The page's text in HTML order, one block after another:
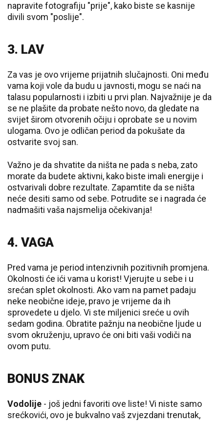
napravite fotografiju "prije", kako biste se kasnije
divili svom "poslije".
3. LAV
Za vas je ovo vrijeme prijatnih slučajnosti. Oni među
vama koji vole da budu u javnosti, mogu se naći na
talasu popularnosti i izbiti u prvi plan. Najvažnije je da
se ne plašite da probate nešto novo, da gledate na
svijet širom otvorenih očiju i oprobate se u novim
ulogama. Ovo je odličan period da pokušate da
ostvarite svoj san.
Važno je da shvatite da ništa ne pada s neba, zato
morate da budete aktivni, kako biste imali energije i
ostvarivali dobre rezultate. Zapamtite da se ništa
neće desiti samo od sebe. Potrudite se i nagrada će
nadmašiti vaša najsmelija očekivanja!
4. VAGA
Pred vama je period intenzivnih pozitivnih promjena.
Okolnosti će ići vama u korist! Vjerujte u sebe i u
srećan splet okolnosti. Ako vam na pamet padaju
neke neobične ideje, pravo je vrijeme da ih
sprovedete u djelo. Vi ste miljenici sreće u ovih
sedam godina. Obratite pažnju na neobične ljude u
svom okruženju, upravo će oni biti vaši vodiči na
ovom putu.
BONUS ZNAK
Vodolije - još jedni favoriti ove liste! Vi niste samo
srećkovići, ovo je bukvalno vaš zvjezdani trenutak,